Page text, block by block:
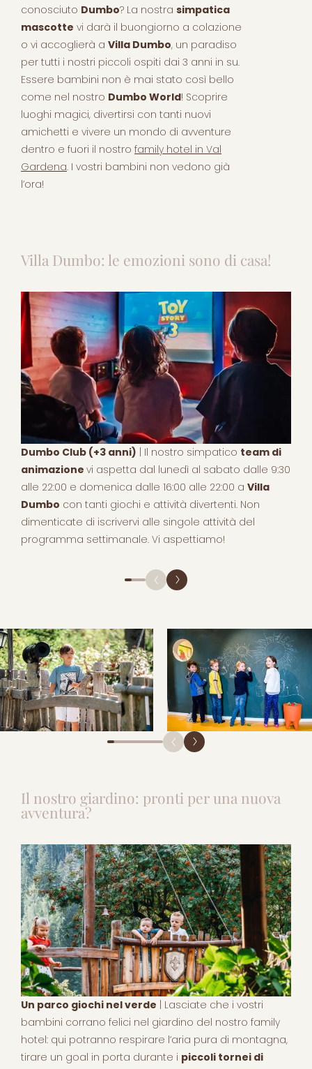
conosciuto Dumbo? La nostra simpatica
mascotte vi darà il buongiorno a colazione
o vi accoglierà a Villa Dumbo, un paradiso
per tutti i nostri piccoli ospiti dai 3 anni in su.
Essere bambini non è mai stato così bello
come nel nostro Dumbo World! Scoprire
luoghi magici, divertirsi con tanti nuovi
amichetti e vivere un mondo di avventure
dentro e fuori il nostro family hotel in Val
Gardena. I vostri bambini non vedono già
l’ora!
Villa Dumbo: le emozioni sono di casa!
Dumbo Club (+3 anni) | Il nostro simpatico team di
animazione vi aspetta dal lunedì al sabato dalle 9:30
alle 22:00 e domenica dalle 16:00 alle 22:00 a Villa
Dumbo con tanti giochi e attività divertenti. Non
dimenticate di iscrivervi alle singole attività del
programma settimanale. Vi aspettiamo!
Il nostro giardino: pronti per una nuova
avventura?
Un parco giochi nel verde | Lasciate che i vostri
bambini corrano felici nel giardino del nostro family
hotel: qui potranno respirare l’aria pura di montagna,
tirare un goal in porta durante i piccoli tornei di